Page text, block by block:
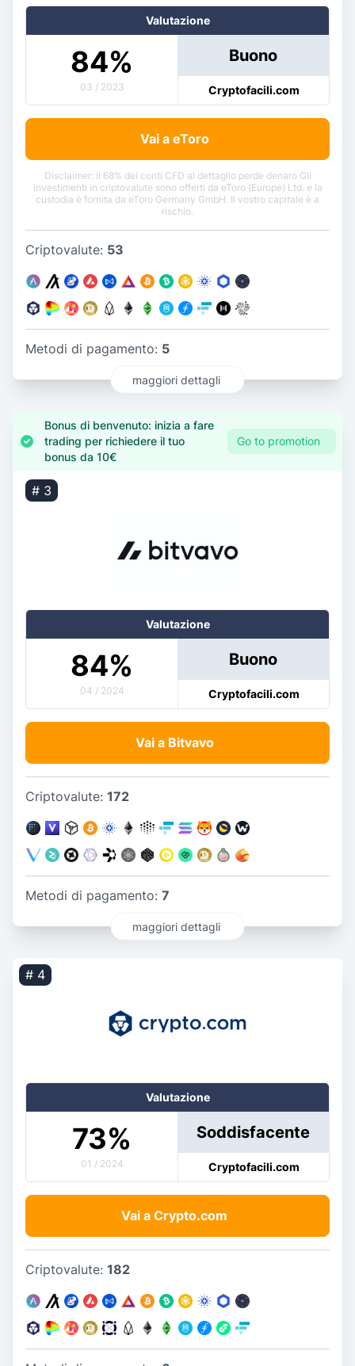
Valutazione
84%
03 / 2023
Buono
Cryptofacili.com
Vai a eToro
Disclaimer: il 68% dei conti CFD al dettaglio perde denaro Gli
investimenti in criptovalute sono offerti da eToro (Europe) Ltd. e la
custodia è fornita da eToro Germany GmbH. Il vostro capitale è a
rischio.
Criptovalute: 53
Metodi di pagamento: 5
maggiori dettagli
Bonus di benvenuto: inizia a fare
trading per richiedere il tuo
bonus da 10€
Go to promotion
# 3
Valutazione
84%
04 / 2024
Buono
Cryptofacili.com
Vai a Bitvavo
Criptovalute: 172
Metodi di pagamento: 7
maggiori dettagli
# 4
Valutazione
73%
01 / 2024
Soddisfacente
Cryptofacili.com
Vai a Crypto.com
Criptovalute: 182